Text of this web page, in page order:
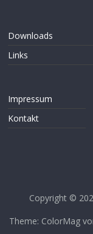
Downloads
Links
Impressum
Kontakt
Copyright ©
Theme: ColorMag